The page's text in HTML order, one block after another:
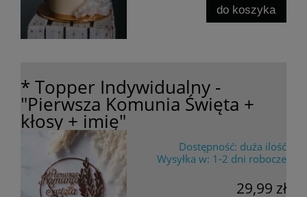
do koszyka
* Topper Indywidualny -
"Pierwsza Komunia Święta +
kłosy + imię"
Dostępność: duża ilość
Wysyłka w: 1-2 dni robocze
29,99 zł